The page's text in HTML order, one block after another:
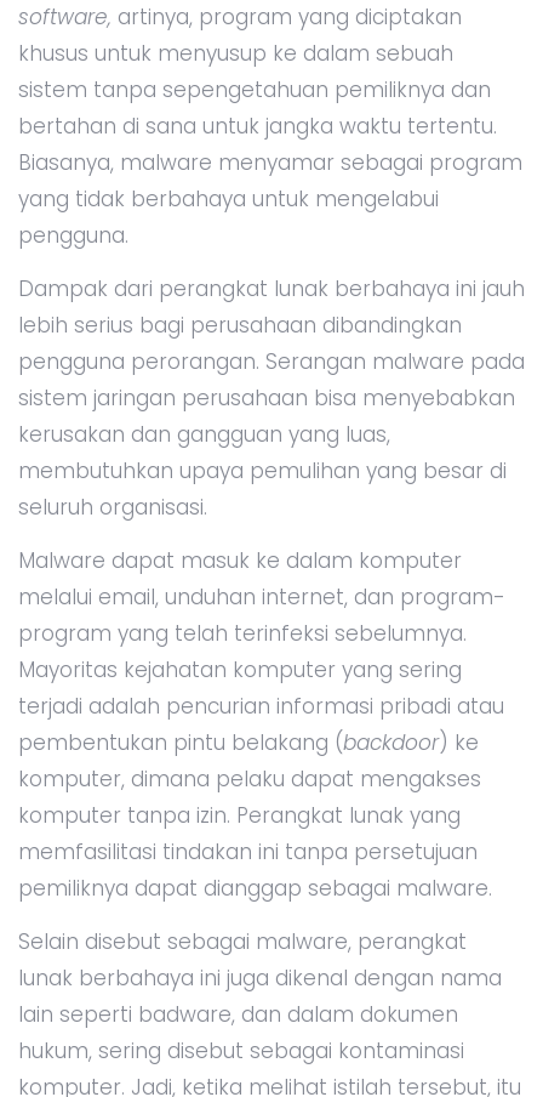
software, artinya, program yang diciptakan
khusus untuk menyusup ke dalam sebuah
sistem tanpa sepengetahuan pemiliknya dan
bertahan di sana untuk jangka waktu tertentu.
Biasanya, malware menyamar sebagai program
yang tidak berbahaya untuk mengelabui
pengguna.
Dampak dari perangkat lunak berbahaya ini jauh
lebih serius bagi perusahaan dibandingkan
pengguna perorangan. Serangan malware pada
sistem jaringan perusahaan bisa menyebabkan
kerusakan dan gangguan yang luas,
membutuhkan upaya pemulihan yang besar di
seluruh organisasi.
Malware dapat masuk ke dalam komputer
melalui email, unduhan internet, dan program-
program yang telah terinfeksi sebelumnya.
Mayoritas kejahatan komputer yang sering
terjadi adalah pencurian informasi pribadi atau
pembentukan pintu belakang (backdoor) ke
komputer, dimana pelaku dapat mengakses
komputer tanpa izin. Perangkat lunak yang
memfasilitasi tindakan ini tanpa persetujuan
pemiliknya dapat dianggap sebagai malware.
Selain disebut sebagai malware, perangkat
lunak berbahaya ini juga dikenal dengan nama
lain seperti badware, dan dalam dokumen
hukum, sering disebut sebagai kontaminasi
komputer. Jadi, ketika melihat istilah tersebut, itu